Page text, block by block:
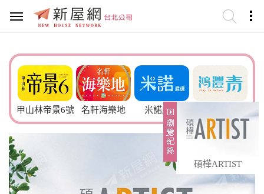
碩樺ARTIST
甲山林帝景6號 名軒海樂地 米諾嚴選